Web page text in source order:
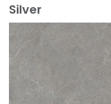
Silver